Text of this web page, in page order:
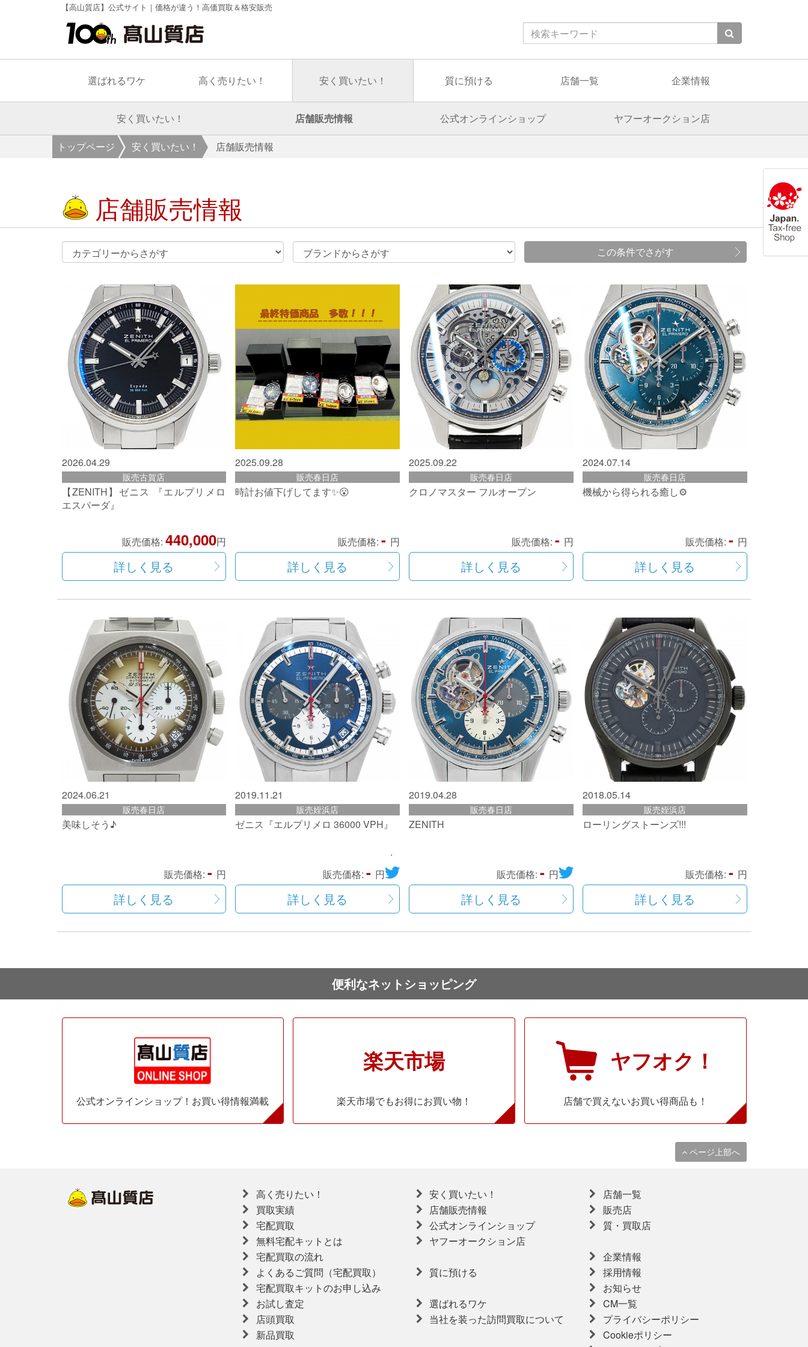
【高山質店】公式サイト｜価格が違う！高価買取＆格安販売
選ばれるワケ 高く売りたい！ 安く買いたい！ 質に預ける 店舗一覧 企業情報
安く買いたい！ 店舗販売情報 公式オンラインショップ ヤフーオークション店
トップページ 安く買いたい！ 店舗販売情報
店舗販売情報
この条件でさがす
2026.04.29
販売古賀店
【ZENITH】ゼニス 『エルプリメロ
エスパーダ』
販売価格:440,000円
詳しく見る
2025.09.28
販売春日店
時計お値下げしてます✨😮
販売価格: - 円
詳しく見る
2025.09.22
販売春日店
クロノマスター フルオープン
販売価格: - 円
詳しく見る
2024.07.14
販売春日店
機械から得られる癒し⚙
販売価格: - 円
詳しく見る
2024.06.21
販売春日店
美味しそう♪
販売価格:- 円
詳しく見る
2019.11.21
販売姪浜店
ゼニス『エルプリメロ 36000 VPH』
販売価格:- 円
詳しく見る
2019.04.28
販売春日店
ZENITH
販売価格:- 円
詳しく見る
2018.05.14
販売姪浜店
ローリングストーンズ!!!
販売価格: - 円
詳しく見る
便利なネットショッピング
公式オンラインショップ！お買い得情報満載
楽天市場
楽天市場でもお得にお買い物！
ヤフオク！
店舗で買えないお買い得商品も！
ページ上部へ
高く売りたい！
買取実績
宅配買取
無料宅配キットとは
宅配買取の流れ
よくあるご質問（宅配買取）
宅配買取キットのお申し込み
お試し査定
店頭買取
新品買取
安く買いたい！
店舗販売情報
公式オンラインショップ
ヤフーオークション店
質に預ける
選ばれるワケ
当社を装った訪問買取について
店舗一覧
販売店
質・買取店
企業情報
採用情報
お知らせ
CM一覧
プライバシーポリシー
Cookieポリシー